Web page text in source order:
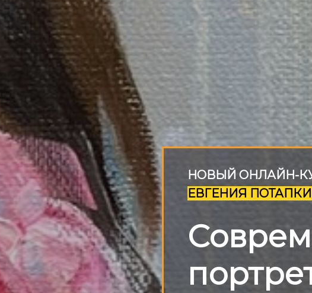
НОВЫЙ ОНЛАЙН-
ЕВГЕНИЯ